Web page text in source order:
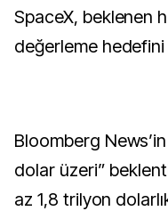
SpaceX, beklenen
değerleme
Bloomberg
dolar üzeri”
az 1,8 trilyon